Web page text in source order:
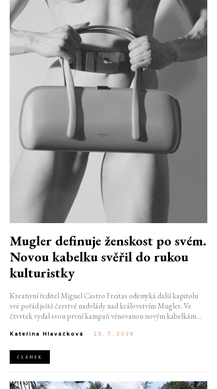
Mugler definuje ženskost po svém.
Novou kabelku svěřil do rukou
kulturistky
Kreativní ředitel Miguel Castro Freitas odemyká další kapitolu
své pořád ještě čerstvé nadvlády nad královstvím Mugler. Ve
čtvrtek vydal svou první kampaň věnovanou novým kabelkám
do módního domu dorazil. Umně mísí výrazy minulosti a dávných
Kateřina Hlaváčková - 23. 7. 2026
ČLÁNEK